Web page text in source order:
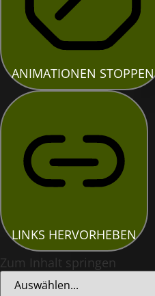
ANIMATIONEN STOPPEN
LINKS HERVORHEBEN
Zum Inhalt springen